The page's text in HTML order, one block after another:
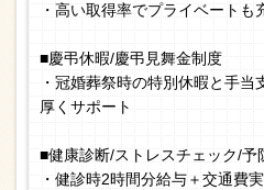
・高い取得率でプライベートも
■慶弔休暇/慶弔見舞金制度
・冠婚葬祭時の特別休暇と手
厚くサポート
■健康診断/ストレスチェック/予
・健診時2時間分給与＋交通費